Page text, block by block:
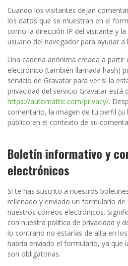
Cuando los visitantes dejan
los datos que se muestran en el
como la dirección IP del visitante y
usuario del navegador para ayudar a
Una cadena anónima creada a
electrónico (también llamada hash)
servicio de Gravatar para ver si la
privacidad del servicio Gravatar está
https://automattic.com/privacy/.
comentario, la imagen de tu perfil (si
público en el contexto de su
Boletín informativo y
electrónicos
Si te has suscrito a nuestros
rellenado y enviado un formulario
nuestros correos electrónicos.
con nuestra política de privacidad y
lo contrario no estarías de alta en
habría enviado el formulario, ya que
son obligatorias.